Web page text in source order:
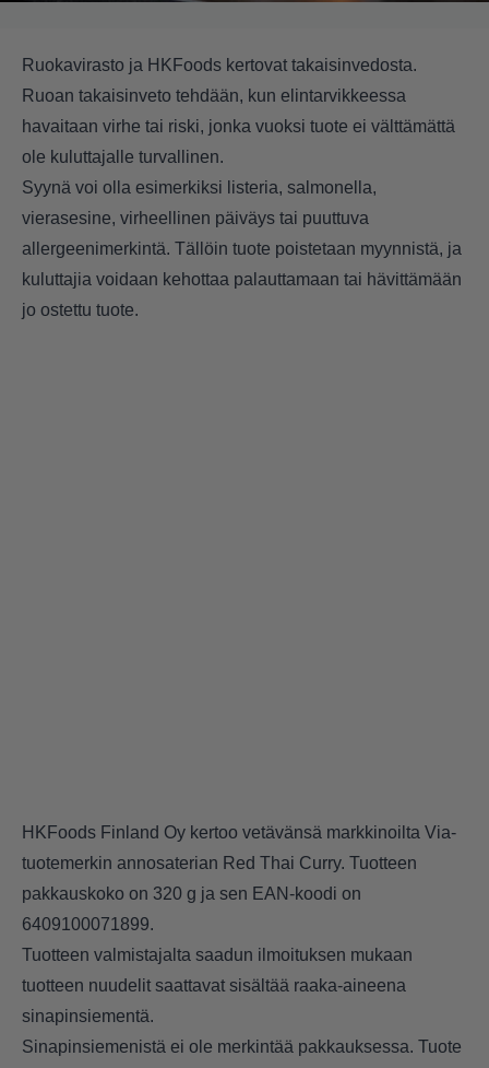
Ruokavirasto ja HKFoods kertovat takaisinvedosta.
Ruoan takaisinveto tehdään, kun elintarvikkeessa
havaitaan virhe tai riski, jonka vuoksi tuote ei välttämättä
ole kuluttajalle turvallinen.
Syynä voi olla esimerkiksi listeria, salmonella,
vierasesine, virheellinen päiväys tai puuttuva
allergeenimerkintä. Tällöin tuote poistetaan myynnistä, ja
kuluttajia voidaan kehottaa palauttamaan tai hävittämään
jo ostettu tuote.
HKFoods Finland Oy kertoo vetävänsä markkinoilta Via-
tuotemerkin annosaterian Red Thai Curry. Tuotteen
pakkauskoko on 320 g ja sen EAN-koodi on
6409100071899.
Tuotteen valmistajalta saadun ilmoituksen mukaan
tuotteen nuudelit saattavat sisältää raaka-aineena
sinapinsiementä.
Sinapinsiemenistä ei ole merkintää pakkauksessa. Tuote